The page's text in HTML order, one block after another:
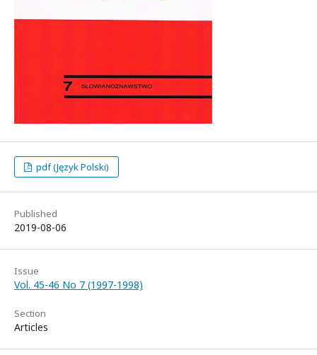
pdf (Język Polski)
Published
2019-08-06
Issue
Vol. 45-46 No 7 (1997-1998)
Section
Articles